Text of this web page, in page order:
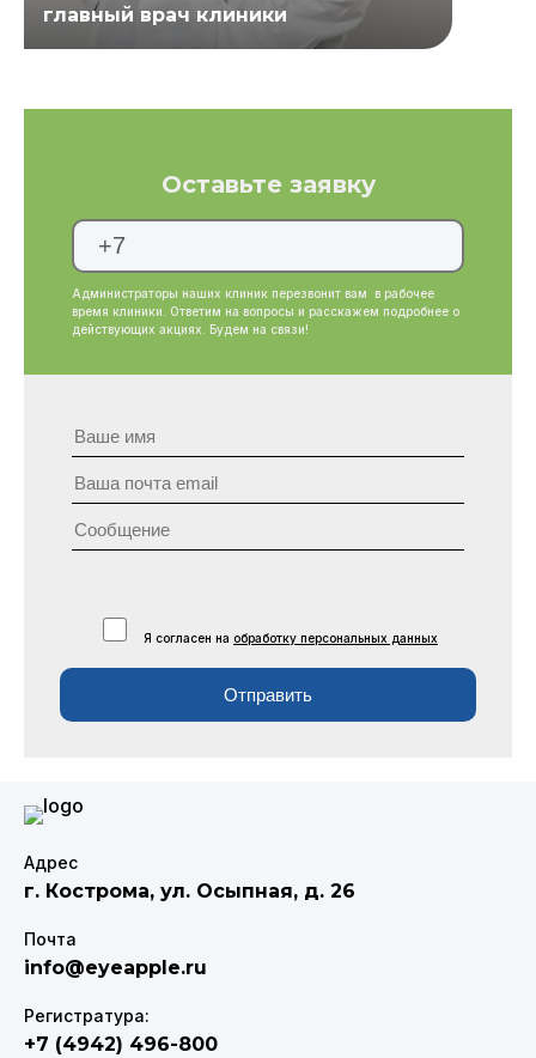
главный врач клиники
Оставьте заявку
Администраторы наших клиник перезвонит вам в рабочее
время клиники. Ответим на вопросы и расскажем подробнее о
действующих акциях. Будем на связи!
Я согласен на обработку персональных данных
Отправить
Адрес
г. Кострома, ул. Осыпная, д. 26
Почта
info@eyeapple.ru
Регистратура:
+7 (4942) 496-800